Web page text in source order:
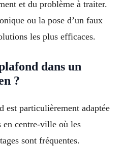
et du problème à traiter.
ou la pose d’un faux
les plus efficaces.
dans un
?
est particulièrement adaptée
en centre-ville où les
sont fréquentes.